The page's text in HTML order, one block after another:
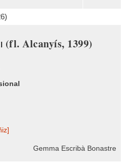
(fl. Alcanyís, 1399)
Gemma Escribà Bonastre